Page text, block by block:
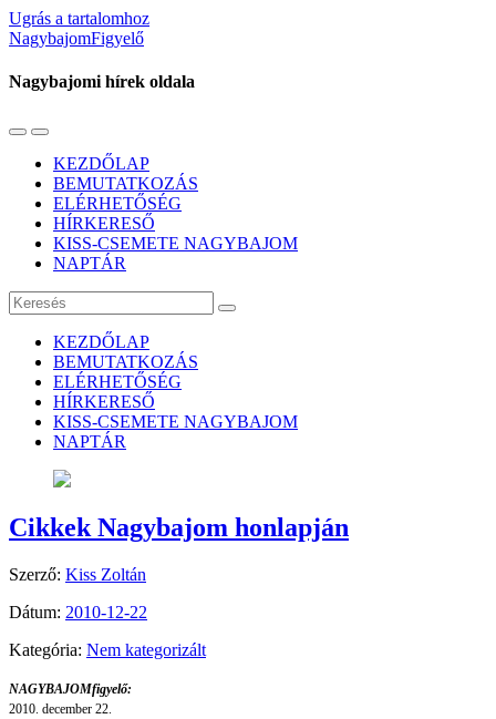
Ugrás a tartalomhoz
NagybajomFigyelő
Nagybajomi hírek oldala
Váltás
mobil
menüre
Használja
keresés
mezőt
KEZDŐLAP
BEMUTATKOZÁS
ELÉRHETŐSÉG
HÍRKERESŐ
KISS-CSEMETE NAGYBAJOM
NAPTÁR
Keresés
KEZDŐLAP
BEMUTATKOZÁS
ELÉRHETŐSÉG
HÍRKERESŐ
KISS-CSEMETE NAGYBAJOM
NAPTÁR
Cikkek Nagybajom honlapján
Szerző: Kiss Zoltán
Dátum: 2010-12-22
Kategória: Nem kategorizált
NAGYBAJOMfigyelő:
2010. december 22.